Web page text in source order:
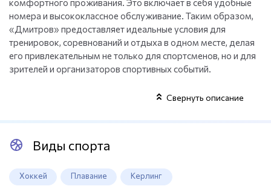
комфортного проживания. Это включает в себя удобные
номера и высококлассное обслуживание. Таким образом,
«Дмитров» предоставляет идеальные условия для
тренировок, соревнований и отдыха в одном месте, делая
его привлекательным не только для спортсменов, но и для
зрителей и организаторов спортивных событий.
Свернуть описание
Виды спорта
Хоккей Плавание Керлинг